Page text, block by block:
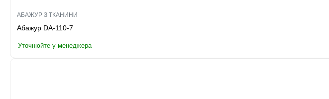
АБАЖУР З ТКАНИНИ
Абажур DA-110-7
Уточнюйте у менеджера